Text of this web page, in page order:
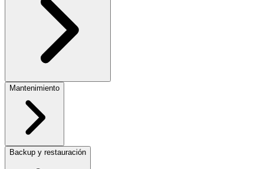
Mantenimiento
Backup y restauración